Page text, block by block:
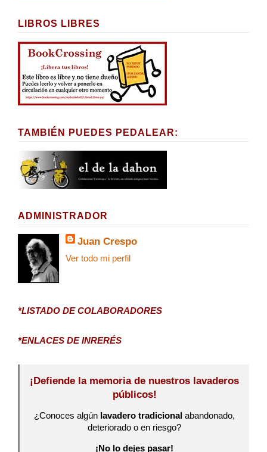
LIBROS LIBRES
TAMBIÉN PUEDES PEDALEAR:
ADMINISTRADOR
Juan Crespo
Ver todo mi perfil
*LISTADO DE COLABORADORES
*ENLACES DE INRERÉS
¡Defiende la memoria de nuestros lavaderos
públicos!
¿Conoces algún lavadero tradicional abandonado,
deteriorado o en riesgo?
¡No lo dejes pasar!